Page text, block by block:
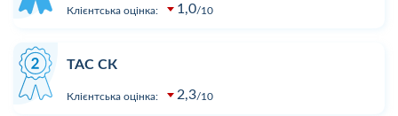
Клієнтська оцінка: 1,0 10
ТАС СК
Клієнтська оцінка: 2,3 10